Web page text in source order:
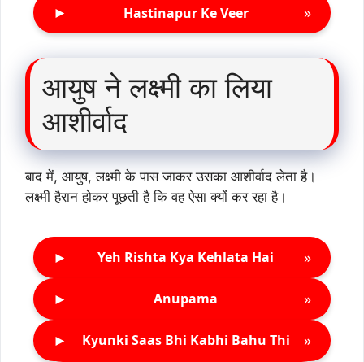
► Hastinapur Ke Veer »
आयुष ने लक्ष्मी का लिया
आशीर्वाद
बाद में, आयुष, लक्ष्मी के पास जाकर उसका आशीर्वाद लेता है।
लक्ष्मी हैरान होकर पूछती है कि वह ऐसा क्यों कर रहा है।
► Yeh Rishta Kya Kehlata Hai »
► Anupama »
► Kyunki Saas Bhi Kabhi Bahu Thi »